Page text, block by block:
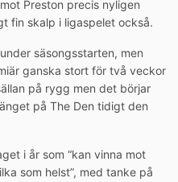
Preston precis nyligen
fin skalp i ligaspelet också.
säsongsstarten, men
ganska stort för två veckor
på rygg men det börjar
på The Den tidigt den
i år som “kan vinna mot
som helst”, med tanke på